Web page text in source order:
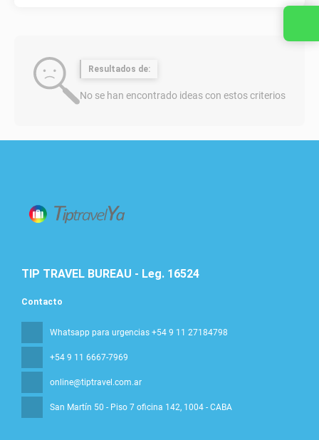
Resultados de:
No se han encontrado ideas con estos criterios
TIP TRAVEL BUREAU - Leg. 16524
Contacto
Whatsapp para urgencias +54 9 11 27184798
+54 9 11 6667-7969
online@tiptravel.com.ar
San Martín 50 - Piso 7 oficina 142, 1004 - CABA